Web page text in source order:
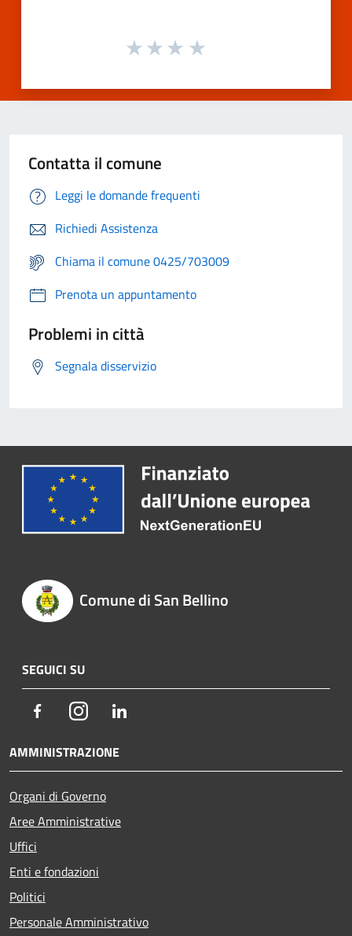
Contatta il comune
Leggi le domande frequenti
Richiedi Assistenza
Chiama il comune 0425/703009
Prenota un appuntamento
Problemi in città
Segnala disservizio
Comune di San Bellino
SEGUICI SU
FacebookInstagram
AMMINISTRAZIONE
Organi di Governo
Aree Amministrative
Uffici
Enti e fondazioni
Politici
Personale Amministrativo